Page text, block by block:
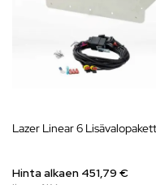
Lazer Linear 6
Hinta alkaen 451,79 €